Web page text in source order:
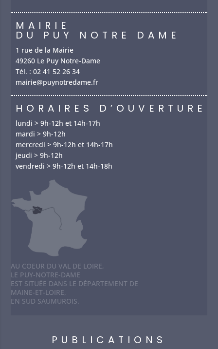
MAIRIE
DU PUY NOTRE DAME
1 rue de la Mairie
49260 Le Puy Notre-Dame
Tél. :02 41 52 26 34
mairie@puynotredame.fr
HORAIRES D’OUVERTURE
lundi > 9h-12h et 14h-17h
mardi > 9h-12h
mercredi > 9h-12h et 14h-17h
jeudi > 9h-12h
vendredi > 9h-12h et 14h-18h
AU COEUR DU VAL DE LOIRE,
LE PUY-NOTRE-DAME
EST SITUÉE DANS LE DÉPARTEMENT DE
MAINE-ET-LOIRE,
EN SUD SAUMUROIS.
PUBLICATIONS